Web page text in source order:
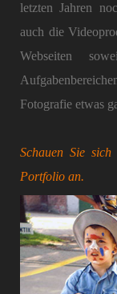
letzten Jahren
auch die
Webseiten
Fotografie etwas
Schauen Sie
Portfolio an.